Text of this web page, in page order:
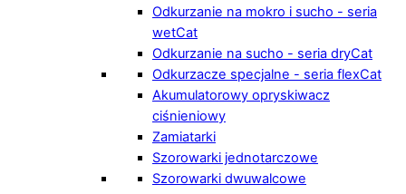
Odkurzanie na mokro i sucho - seria
wetCat
Odkurzanie na sucho - seria dryCat
Odkurzacze specjalne - seria flexCat
Akumulatorowy opryskiwacz
ciśnieniowy
Zamiatarki
Szorowarki jednotarczowe
Szorowarki dwuwalcowe